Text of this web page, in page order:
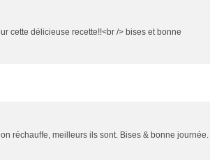
cette délicieuse recette!!<br /> bises et bonne
réchauffe, meilleurs ils sont. Bises & bonne journée.